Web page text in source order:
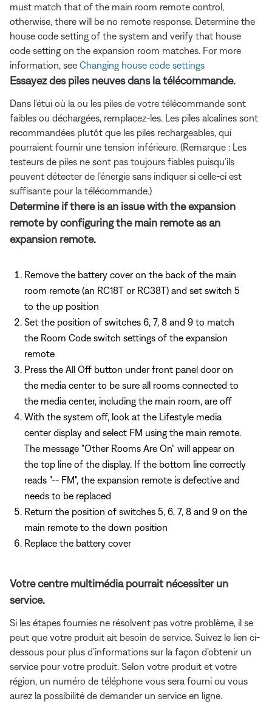
must match that of the main room remote control,
otherwise, there will be no remote response. Determine the
house code setting of the system and verify that house
code setting on the expansion room matches. For more
information, see Changing house code settings
Essayez des piles neuves dans la télécommande.
Dans l’étui où la ou les piles de votre télécommande sont
faibles ou déchargées, remplacez-les. Les piles alcalines sont
recommandées plutôt que les piles rechargeables, qui
pourraient fournir une tension inférieure. (Remarque : Les
testeurs de piles ne sont pas toujours fiables puisqu’ils
peuvent détecter de l’énergie sans indiquer si celle-ci est
suffisante pour la télécommande.)
Determine if there is an issue with the expansion
remote by configuring the main remote as an
expansion remote.
Remove the battery cover on the back of the main
room remote (an RC18T or RC38T) and set switch 5
to the up position
Set the position of switches 6, 7, 8 and 9 to match
the Room Code switch settings of the expansion
remote
Press the All Off button under front panel door on
the media center to be sure all rooms connected to
the media center, including the main room, are off
With the system off, look at the Lifestyle media
center display and select FM using the main remote.
The message "Other Rooms Are On" will appear on
the top line of the display. If the bottom line correctly
reads "-- FM", the expansion remote is defective and
needs to be replaced
Return the position of switches 5, 6, 7, 8 and 9 on the
main remote to the down position
Replace the battery cover
Votre centre multimédia pourrait nécessiter un
service.
Si les étapes fournies ne résolvent pas votre problème, il se
peut que votre produit ait besoin de service. Suivez le lien ci-
dessous pour plus d’informations sur la façon d’obtenir un
service pour votre produit. Selon votre produit et votre
région, un numéro de téléphone vous sera fourni ou vous
aurez la possibilité de demander un service en ligne.